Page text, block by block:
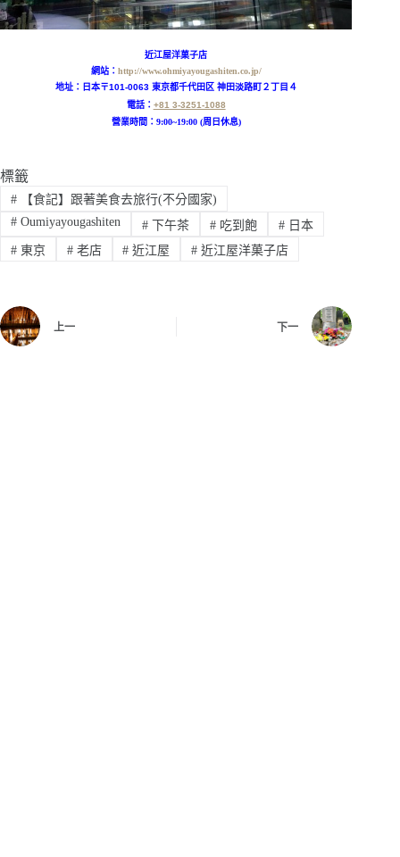
近江屋洋菓子店
網站： http://www.ohmiyayougashiten.co.jp/
地址：
日本〒101-0063 東京都千代田区 神田淡路町２丁目４
電話： +81 3-3251-1088
營業時間：9:00~19:00 (周日休息)
標籤
#【食記】跟著美食去旅行(不分國家)
#Oumiyayougashiten #下午茶 # 吃到飽 # 日本
#東京 #老店 # 近江屋 # 近江屋洋菓子店
上一 下一